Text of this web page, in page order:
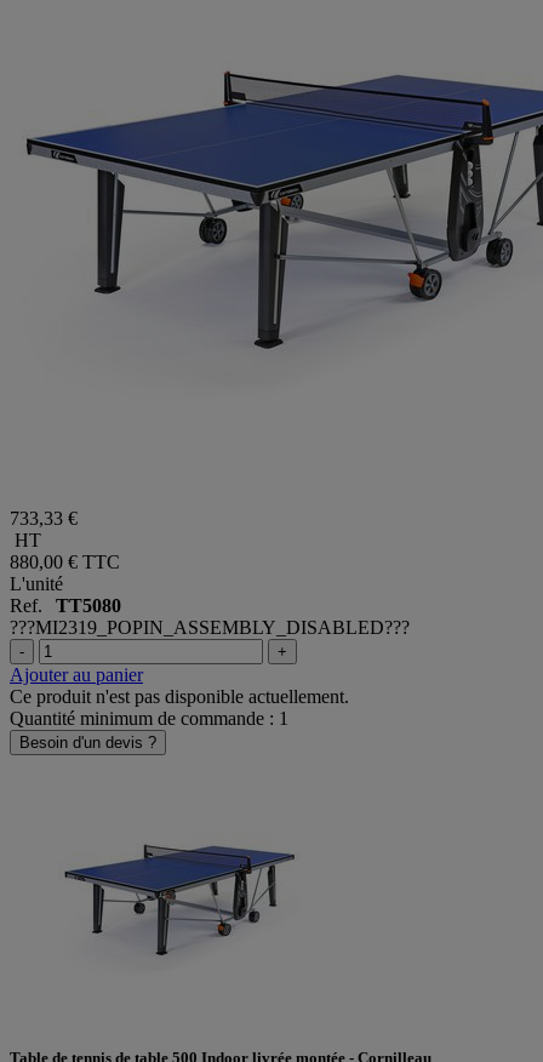
733,33 €
HT
880,00 € TTC
L'unité
Ref. TT5080
???MI2319_POPIN_ASSEMBLY_DISABLED???
- +
Ajouter au panier
Ce produit n'est pas disponible actuellement.
Quantité minimum de commande : 1
Besoin d'un devis ?
Table de tennis de table 500 Indoor livrée montée - Cornilleau